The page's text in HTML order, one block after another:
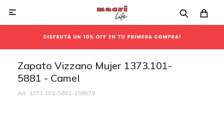

Zapato Vizzano Mujer 1373.101-
5881 - Camel
1373.101-5881-158679